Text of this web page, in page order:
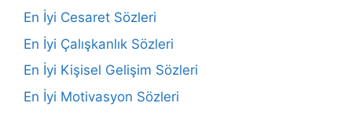
En İyi Cesaret Sözleri
En İyi Çalışkanlık Sözleri
En İyi Kişisel Gelişim Sözleri
En İyi Motivasyon Sözleri